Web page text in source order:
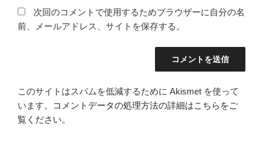
次回のコメントで使用するためブラウザーに自分の名
前、メールアドレス、サイトを保存する。
このサイトはスパムを低減するために Akismet を使って
います。
コメントデータの処理方法の詳細はこちらをご
覧ください。